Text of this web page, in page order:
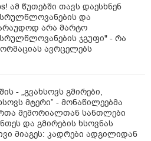
ამ წუთებში თავს დაესხნენ
და
არა მარტო
ჯგუფი" - რა
ავრცელებს
- „გვახსოვს გმირები,
მტერი” - მონაწილეებმა
მემორიალთან სანთლები
და გმირების ხსოვნას
მიაგეს: კადრები ადგილიდან